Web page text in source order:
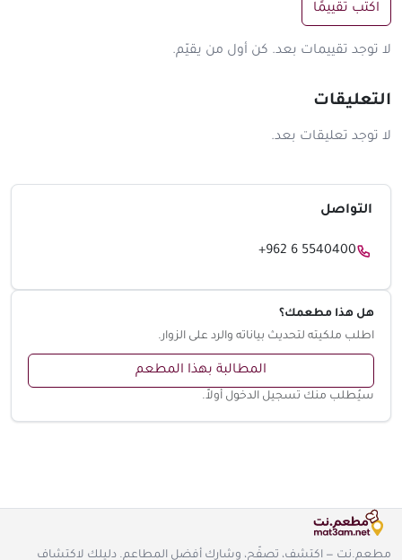
اكتب تقييمًا
لا توجد تقييمات بعد. كن أول من يقيّم.
التعليقات
لا توجد تعليقات بعد.
التواصل
+962 6 5540400
هل هذا مطعمك؟
اطلب ملكيته لتحديث بياناته والرد على الزوار.
المطالبة بهذا المطعم
سيُطلب منك تسجيل الدخول أولاً.
مطعم.نت — اكتشف، تصفّح، وشارك أفضل المطاعم. دليلك لاكتشاف